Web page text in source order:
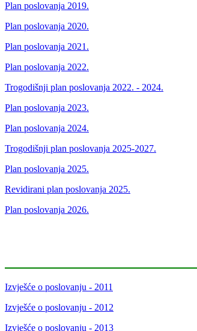
Plan poslovanja 2019.
Plan poslovanja 2020.
Plan poslovanja 2021.
Plan poslovanja 2022.
Trogodišnji plan poslovanja 2022. - 2024.
Plan poslovanja 2023.
Plan poslovanja 2024.
Trogodišnji plan poslovanja 2025-2027.
Plan poslovanja 2025.
Revidirani plan poslovanja 2025.
Plan poslovanja 2026.
Izvješće o poslovanju - 2011
Izvješće o poslovanju - 2012
Izvješće o poslovanju - 2013